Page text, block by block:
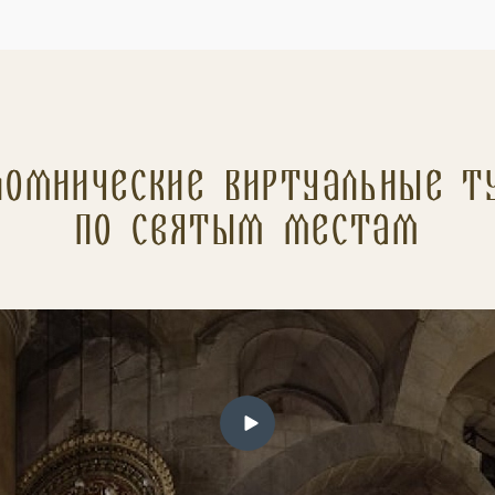
Виртуальные
по святым местам